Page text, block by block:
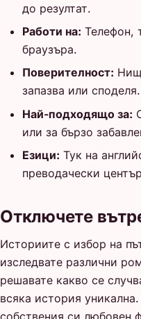
до резултат.
Работи на: Телефон,
браузъра.
Поверителност:
запазва или споделя.
Най-подходящо за:
или за бързо
Езици: Тук на
преводачески
Отключете
Историите с избор на
изследвате различни
решавате какво се
всяка история
собствения си любовен